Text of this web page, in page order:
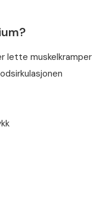
lette muskelkramper